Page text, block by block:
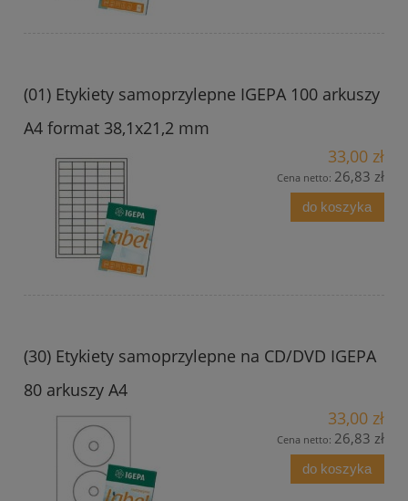
(01) Etykiety samoprzylepne IGEPA 100 arkuszy
A4 format 38,1x21,2 mm
33,00 zł
Cena netto: 26,83 zł
do koszyka
(30) Etykiety samoprzylepne na CD/DVD IGEPA
80 arkuszy A4
33,00 zł
Cena netto: 26,83 zł
do koszyka